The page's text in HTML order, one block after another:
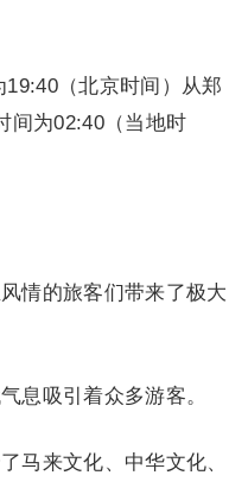
（北京时间）从郑
间为02:40（当地时
情的旅客们带来了极大
息吸引着众多游客。
马来文化、中华文化、